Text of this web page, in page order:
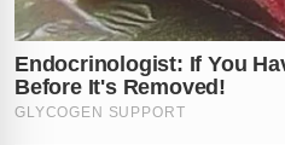
mulher presa
sozinha neste surto de
cúmplices neste crime